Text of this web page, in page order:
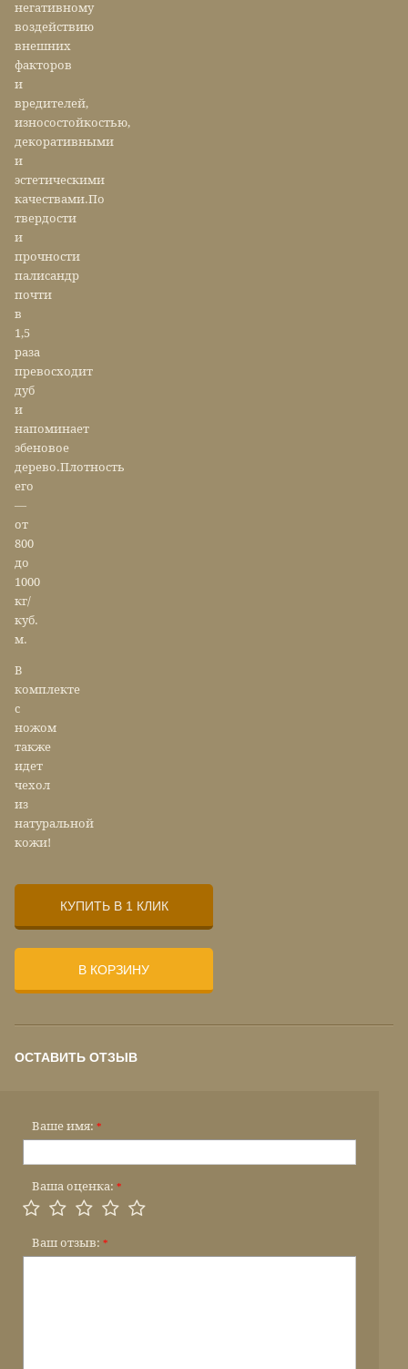
негативному
воздействию
внешних
факторов
и
вредителей,
износостойкостью,
декоративными
и
эстетическими
качествами.По
твердости
и
прочности
палисандр
почти
в
1,5
раза
превосходит
дуб
и
напоминает
эбеновое
дерево.Плотность
его
—
от
800
до
1000
кг/
куб.
м.
В
комплекте
с
ножом
также
идет
чехол
из
натуральной
кожи!
КУПИТЬ В 1 КЛИК
В КОРЗИНУ
ОСТАВИТЬ ОТЗЫВ
Ваше имя: *
Ваша оценка: *
Ваш отзыв: *